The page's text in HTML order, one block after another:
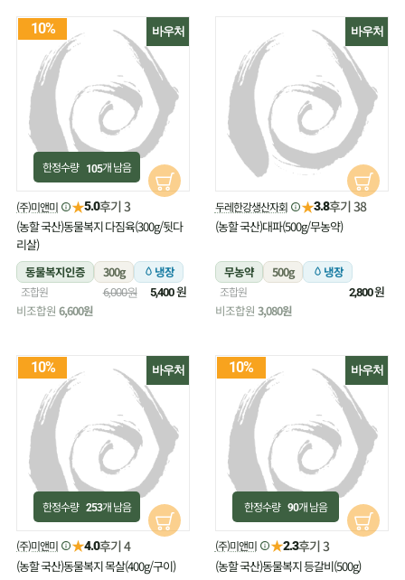
바우처
두레한강생산자회 ★3.8후기 38
(농할 국산)대파(500g/무농약)
무농약 500g 냉장
조합원 2,800원
비조합원 3,080원
바우처
10%
한정수량 105개 남음
(주)미앤미 ★5.0후기 3
(농할 국산)동물복지 다짐육(300g/뒷다
리살)
동물복지인증
300g 냉장
조합원 6,000원 5,400원
비조합원 6,600원
바우처
10%
한정수량 90개 남음
(주)미앤미 ★2.3후기 3
(농할 국산)동물복지 등갈비(500g)
바우처
10%
한정수량 253개 남음
(주)미앤미 ★4.0후기 4
(농할 국산)동물복지 목살(400g/구이)